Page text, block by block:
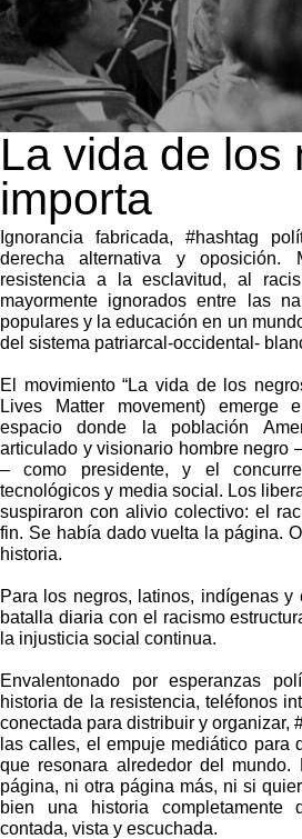
La vida de los
importa
Ignorancia fabricada, #hashtag
derecha alternativa y
resistencia a la esclavitud, al
mayormente ignorados entre las
populares y la educación en un
del sistema patriarcal-occidental-
El movimiento “La vida de los
Lives Matter movement) emerge
espacio donde la población
articulado y visionario hombre negro
– como presidente, y el
tecnológicos y media social. Los
suspiraron con alivio colectivo: el
fin. Se había dado vuelta la página.
historia.
Para los negros, latinos, indígenas y
batalla diaria con el racismo
la injusticia social continua.
Envalentonado por esperanzas
historia de la resistencia, teléfonos
conectada para distribuir y organizar,
las calles, el empuje mediático para
que resonara alrededor del
página, ni otra página más, ni si
bien una historia completamente
contada, vista y escuchada.